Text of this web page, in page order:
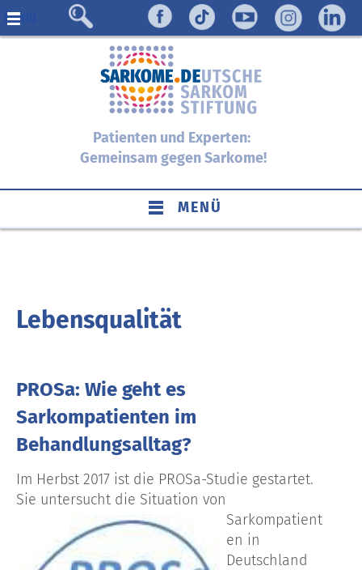
Menü
Patienten und Experten:
Gemeinsam gegen Sarkome!
MENÜ
Lebensqualität
PROSa: Wie geht es
Sarkompatienten im
Behandlungsalltag?
Im Herbst 2017 ist die PROSa-Studie gestartet.
Sie untersucht die Situation von
Sarkompatient
en in
Deutschland